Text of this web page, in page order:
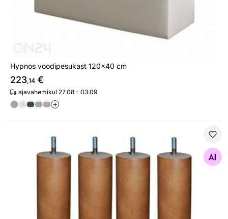
Hypnos voodipesukast 120x40 cm
223,14 €
ajavahemikul 27.08 - 03.09
+
Hypnos voodijalgade komplekt Silinder 12 cm
Otsi sarnaseid